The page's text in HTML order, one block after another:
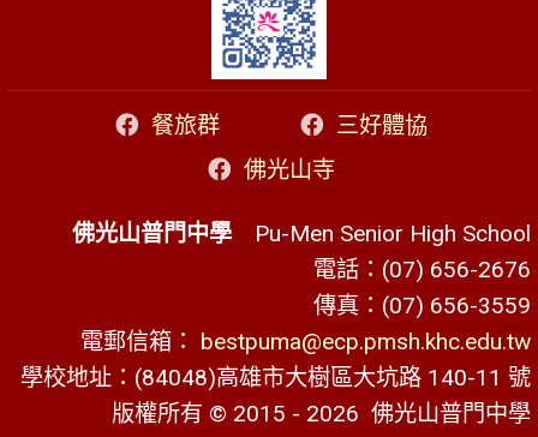
餐旅群
三好體協
佛光山寺
佛光山普門中學 Pu-Men Senior High School
電話：(07) 656-2676
傳真：(07) 656-3559
電郵信箱： bestpuma@ecp.pmsh.khc.edu.tw
學校地址：(84048)高雄市大樹區大坑路 140-11 號
版權所有 © 2015 - 2026 佛光山普門中學